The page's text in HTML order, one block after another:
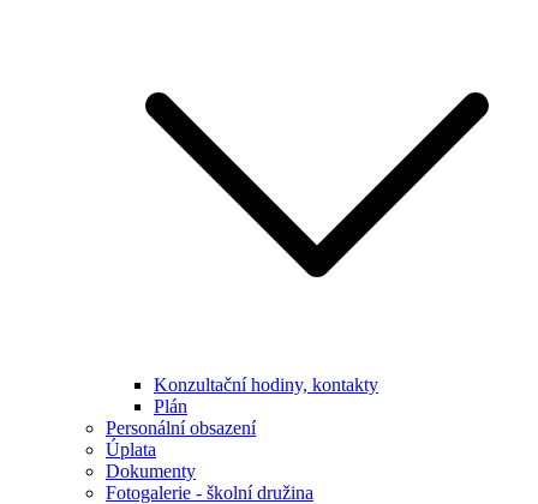
Konzultační hodiny, kontakty
Plán
Personální obsazení
Úplata
Dokumenty
Fotogalerie - školní družina